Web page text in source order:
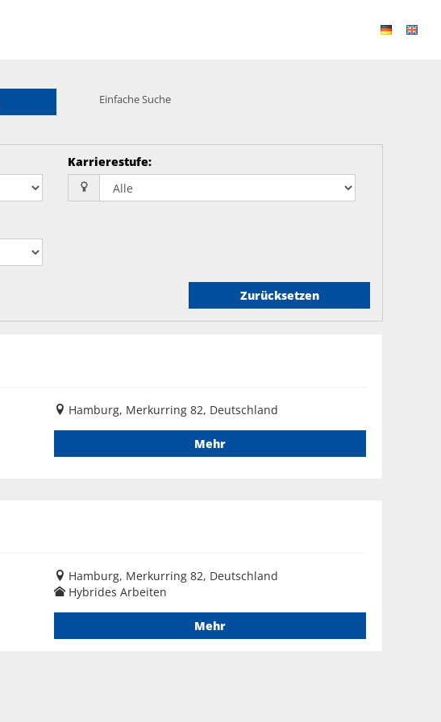
Einfache Suche
Karrierestufe:
Zurücksetzen
Hamburg, Merkurring 82, Deutschland
Mehr
Hamburg, Merkurring 82, Deutschland
Hybrides Arbeiten
Mehr